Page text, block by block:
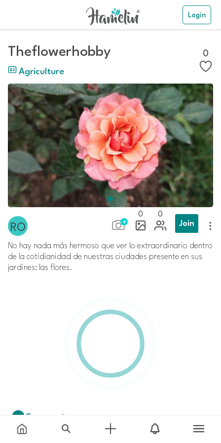
Login
Theflowerhobby
Agriculture
0
0
0
Join
No hay nada más hermoso que ver lo extraordinario dentro
de la cotidianidad de nuestras ciudades presente en sus
jardines: las flores.
Comment